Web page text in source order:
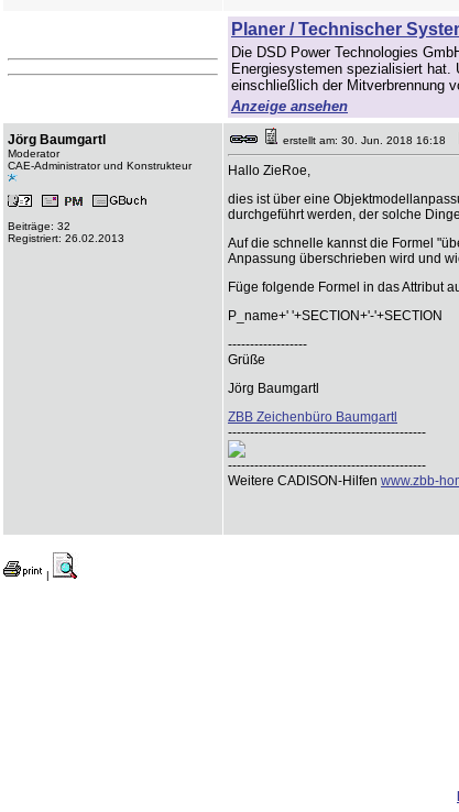
Planer / Technischer
Die DSD Power Technologies
Energiesystemen spezialisiert
einschließlich der Mitverbrennung
Anzeige ansehen
Jörg Baumgartl
Moderator
CAE-Administrator und Konstrukteur
Beiträge: 32
Registriert: 26.02.2013
erstellt am: 30. Jun. 2018 16:18
Hallo ZieRoe,
dies ist über eine
durchgeführt werden, der solche
Auf die schnelle kannst die Formel
Anpassung überschrieben wird und
Füge folgende Formel in das Attribut
P_name+' '+SECTION+'-'+SECTION
------------------
Grüße
Jörg Baumgartl
ZBB Zeichenbüro Baumgartl
---------------------------------------------
---------------------------------------------
Weitere CADISON-Hilfen www.zbb-
|